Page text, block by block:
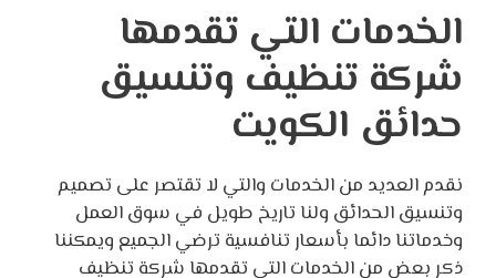
الخدمات التي تقدمها
شركة تنظيف وتنسيق
حدائق الكويت
نقدم العديد من الخدمات والتي لا تقتصر على تصميم
وتنسيق الحدائق ولنا تاريخ طويل في سوق العمل
وخدماتنا دائما بأسعار تنافسية ترضي الجميع ويمكننا
ذكر بعض من الخدمات التي تقدمها شركة تنظيف